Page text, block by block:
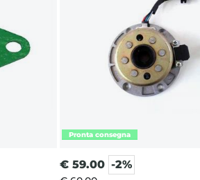
€ 59.00 -2%